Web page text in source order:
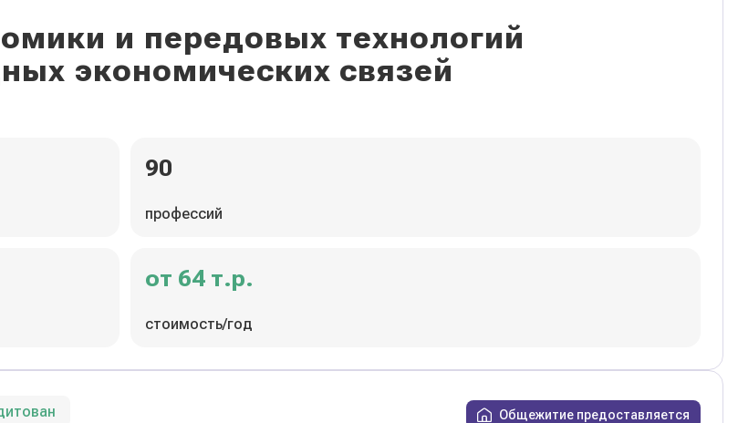
и передовых технологий
экономических связей
90
профессий
от 64 т.р.
стоимость/год
Общежитие предоставляется